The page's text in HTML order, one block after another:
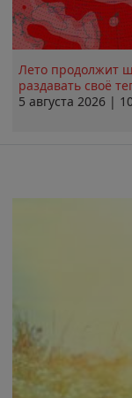
Лето продолжит
раздавать своё
5 августа 2026 |